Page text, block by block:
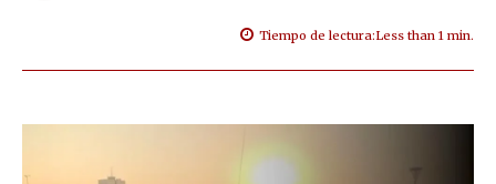
Tiempo de lectura:Less than 1 min.